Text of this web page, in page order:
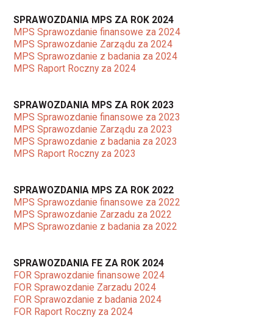
SPRAWOZDANIA MPS ZA ROK 2024
MPS Sprawozdanie finansowe za 2024
MPS Sprawozdanie Zarządu za 2024
MPS Sprawozdanie z badania za 2024
MPS Raport Roczny za 2024
SPRAWOZDANIA MPS ZA ROK 2023
MPS Sprawozdanie finansowe za 2023
MPS Sprawozdanie Zarządu za 2023
MPS Sprawozdanie z badania za 2023
MPS Raport Roczny za 2023
SPRAWOZDANIA MPS ZA ROK 2022
MPS Sprawozdanie finansowe za 2022
MPS Sprawozdanie Zarzadu za 2022
MPS Sprawozdanie z badania za 2022
SPRAWOZDANIA FE ZA ROK 2024
FOR Sprawozdanie finansowe 2024
FOR Sprawozdanie Zarzadu 2024
FOR Sprawozdanie z badania 2024
FOR Raport Roczny za 2024